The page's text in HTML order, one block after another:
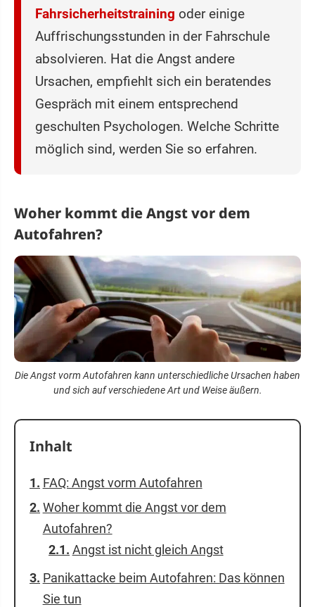
Fahrsicherheitstraining oder einige
Auffrischungsstunden in der Fahrschule
absolvieren. Hat die Angst andere
Ursachen, empfiehlt sich ein beratendes
Gespräch mit einem entsprechend
geschulten Psychologen. Welche Schritte
möglich sind, werden Sie so erfahren.
Woher kommt die Angst vor dem
Autofahren?
Die Angst vorm Autofahren kann unterschiedliche Ursachen haben
und sich auf verschiedene Art und Weise äußern.
Inhalt
FAQ: Angst vorm Autofahren
Woher kommt die Angst vor dem
Autofahren?
Angst ist nicht gleich Angst
Panikattacke beim Autofahren: Das können
Sie tun